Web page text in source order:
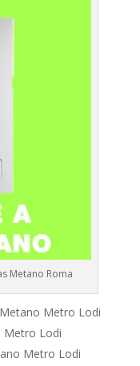
Metano Roma
Metro Lodi
Metro Lodi
Metro Lodi